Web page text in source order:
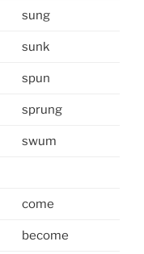
sung
sunk
spun
sprung
swum
come
become